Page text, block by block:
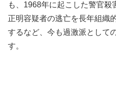
も、1968年に起こした警官殺
正明容疑者の逃亡を長年組織
するなど、今も過激派として
す。